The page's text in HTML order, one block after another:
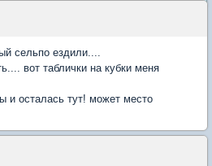
сельпо ездили....
вот таблички на кубки меня
и осталась тут! может место